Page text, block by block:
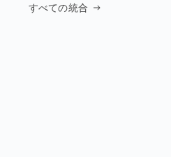
すべての統合